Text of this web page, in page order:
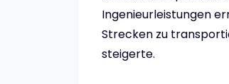
Ingenieurleistungen
Strecken zu
steigerte.